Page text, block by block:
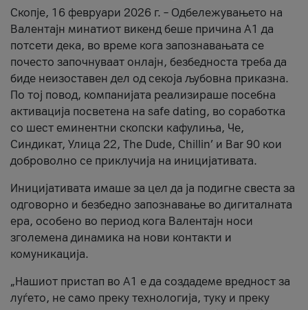
Скопје, 16 февруари 2026 г. – Одбележувањето на
Валентајн минатиот викенд беше причина А1 да
потсети дека, во време кога запознавањата се
почесто започнуваат онлајн, безбедноста треба да
биде неизоставен дел од секоја љубовна приказна.
По тој повод, компанијата реализираше посебна
активација посветена на safe dating, во соработка
со шест еминентни скопски кафулиња, Че,
Синдикат, Улица 22, The Dude, Chillin’ и Bar 90 кои
доброволно се приклучија на иницијативата.
Иницијативата имаше за цел да ја подигне свеста за
одговорно и безбедно запознавање во дигиталната
ера, особено во период кога Валентајн носи
зголемена динамика на нови контакти и
комуникација.
„Нашиот пристап во А1 е да создадеме вредност за
луѓето, не само преку технологија, туку и преку